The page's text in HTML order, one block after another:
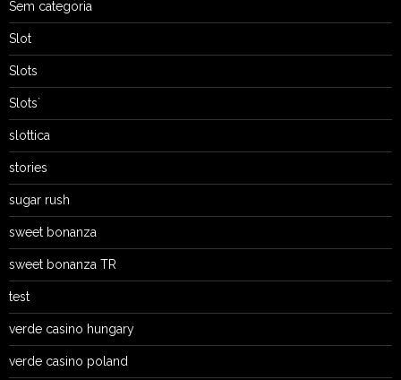
Sem categoria
Slot
Slots
Slots`
slottica
stories
sugar rush
sweet bonanza
sweet bonanza TR
test
verde casino hungary
verde casino poland